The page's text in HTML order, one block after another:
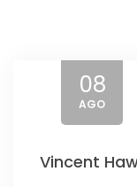
08
AGO
Vincent